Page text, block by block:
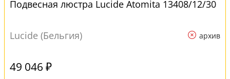
Подвесная люстра Lucide Atomita 13408/12/30
Lucide (Бельгия) архив
49 046 ₽